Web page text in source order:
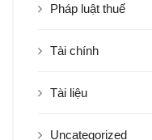
Pháp luật thuế
Tài chính
Tài liệu
Uncategorized